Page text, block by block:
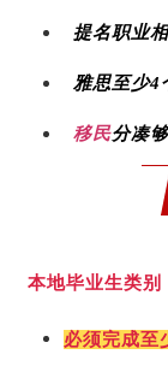
提名职业
雅思至少4
移民分凑
本地毕业生类别
必须完成至